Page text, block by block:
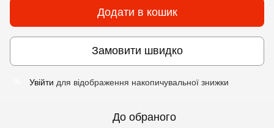
Додати в кошик
Замовити швидко
Увійти для відображення накопичувальної знижки
До обраного